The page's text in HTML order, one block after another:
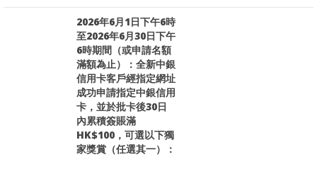
2026年6月1日下午6時
至2026年6月30日下午
6時期間（或申請名額
滿額為止）：全新中銀
信用卡客戶經指定網址
成功申請指定中銀信用
卡，並於批卡後30日
內累積簽賬滿
HK$100，可選以下獨
家獎賞（任選其一）：